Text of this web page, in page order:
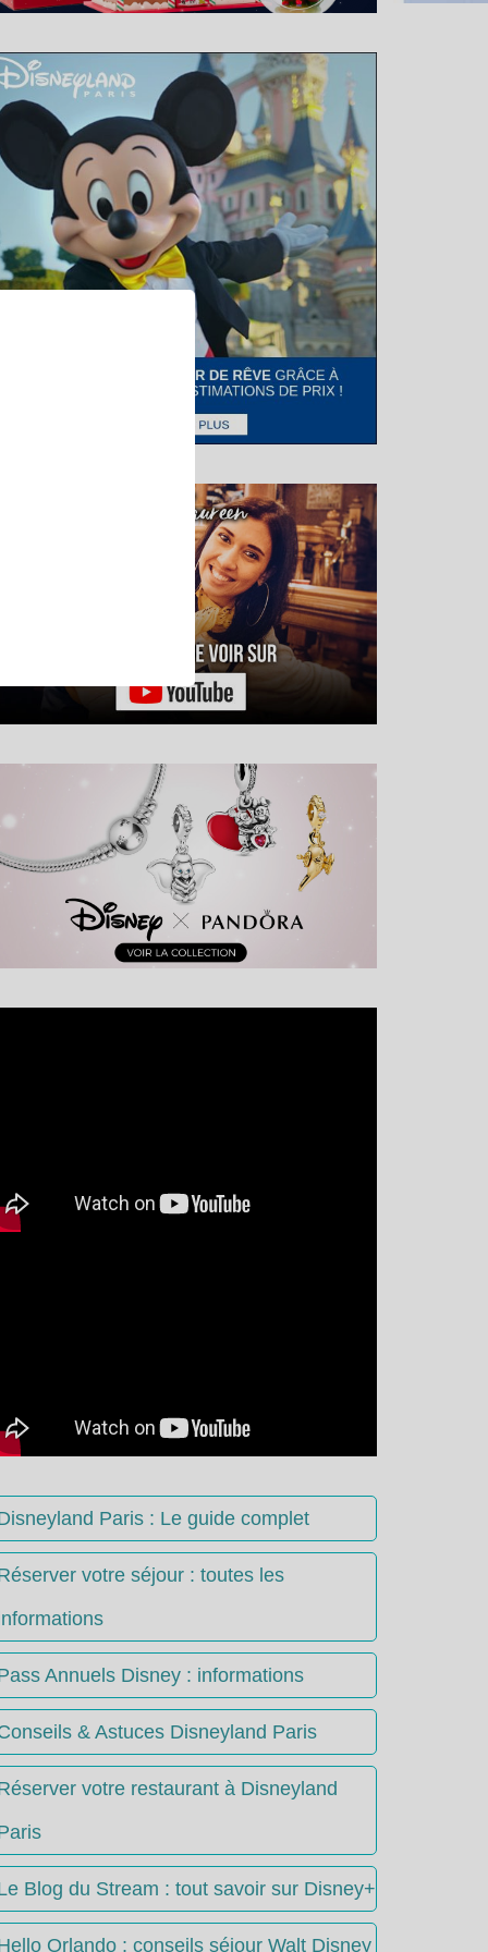
Paris : Le guide complet
votre séjour : toutes les
Annuels Disney : informations
& Astuces Disneyland Paris
votre restaurant à Disneyland
Blog du Stream : tout savoir sur Disney+
Orlando : conseils séjour Walt Disney